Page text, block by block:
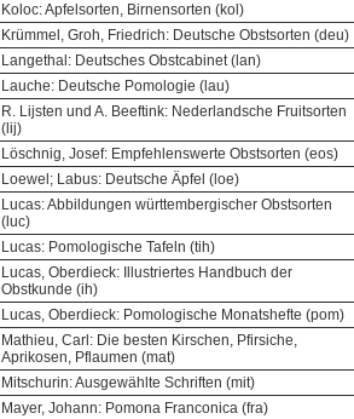
Koloc: Apfelsorten, Birnensorten (kol)
Krümmel, Groh, Friedrich: Deutsche Obstsorten (deu)
Langethal: Deutsches Obstcabinet (lan)
Lauche: Deutsche Pomologie (lau)
R. Lijsten und A. Beeftink: Nederlandsche Fruitsorten
(lij)
Löschnig, Josef: Empfehlenswerte Obstsorten (eos)
Loewel; Labus: Deutsche Äpfel (loe)
Lucas: Abbildungen württembergischer Obstsorten
(luc)
Lucas: Pomologische Tafeln (tih)
Lucas, Oberdieck: Illustriertes Handbuch der
Obstkunde (ih)
Lucas, Oberdieck: Pomologische Monatshefte (pom)
Mathieu, Carl: Die besten Kirschen, Pfirsiche,
Aprikosen, Pflaumen (mat)
Mitschurin: Ausgewählte Schriften (mit)
Mayer, Johann: Pomona Franconica (fra)